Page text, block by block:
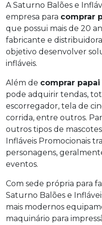
A Saturno Balões e
empresa para comprar
que possui mais de 20
fabricante e
objetivo desenvolver
infláveis.
Além de comprar
pode adquirir tendas,
escorregador, tela de
corrida, entre outros.
outros tipos de
Infláveis Promocionais
personagens,
eventos.
Com sede própria para
Saturno Balões e
mais modernos
maquinário para